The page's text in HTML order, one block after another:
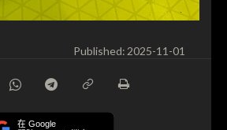
Published: 2025-11-01
在 Google